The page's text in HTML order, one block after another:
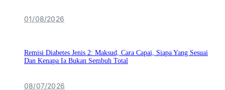
01/08/2026
Remisi Diabetes Jenis 2: Maksud, Cara Capai, Siapa Yang Sesuai
Dan Kenapa Ia Bukan Sembuh Total
08/07/2026